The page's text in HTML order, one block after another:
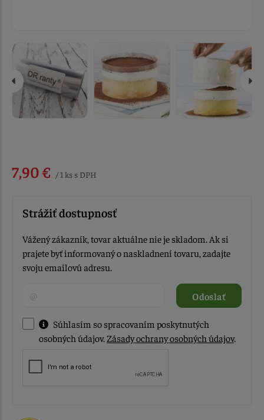
7,90 € / 1 ks s DPH
Strážiť dostupnosť
Vážený zákazník, tovar aktuálne nie je skladom. Ak si
prajete byť informovaný o naskladnení tovaru, zadajte
svoju emailovú adresu.
Odoslať
Súhlasím so spracovaním poskytnutých
osobných údajov. Zásady ochrany osobných údajov.